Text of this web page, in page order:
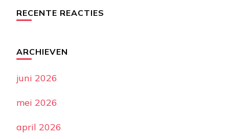
RECENTE REACTIES
ARCHIEVEN
juni 2026
mei 2026
april 2026